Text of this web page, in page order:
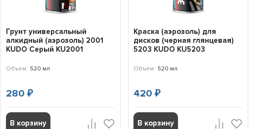
Грунт универсальный
алкидный (аэрозоль) 2001
KUDO Серый KU2001
Объем: 520 мл
280 ₽
В корзину
Краска (аэрозоль) для
дисков (черная глянцевая)
5203 KUDO KU5203
Объем: 520 мл
420 ₽
В корзину